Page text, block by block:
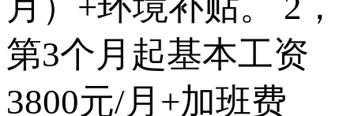
第3个月起基本工资
3800元/月+加班费